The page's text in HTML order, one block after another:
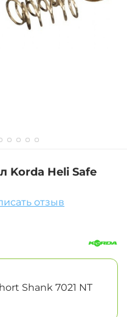
Korda Heli Safe
отзыв
Shank 7021 NT